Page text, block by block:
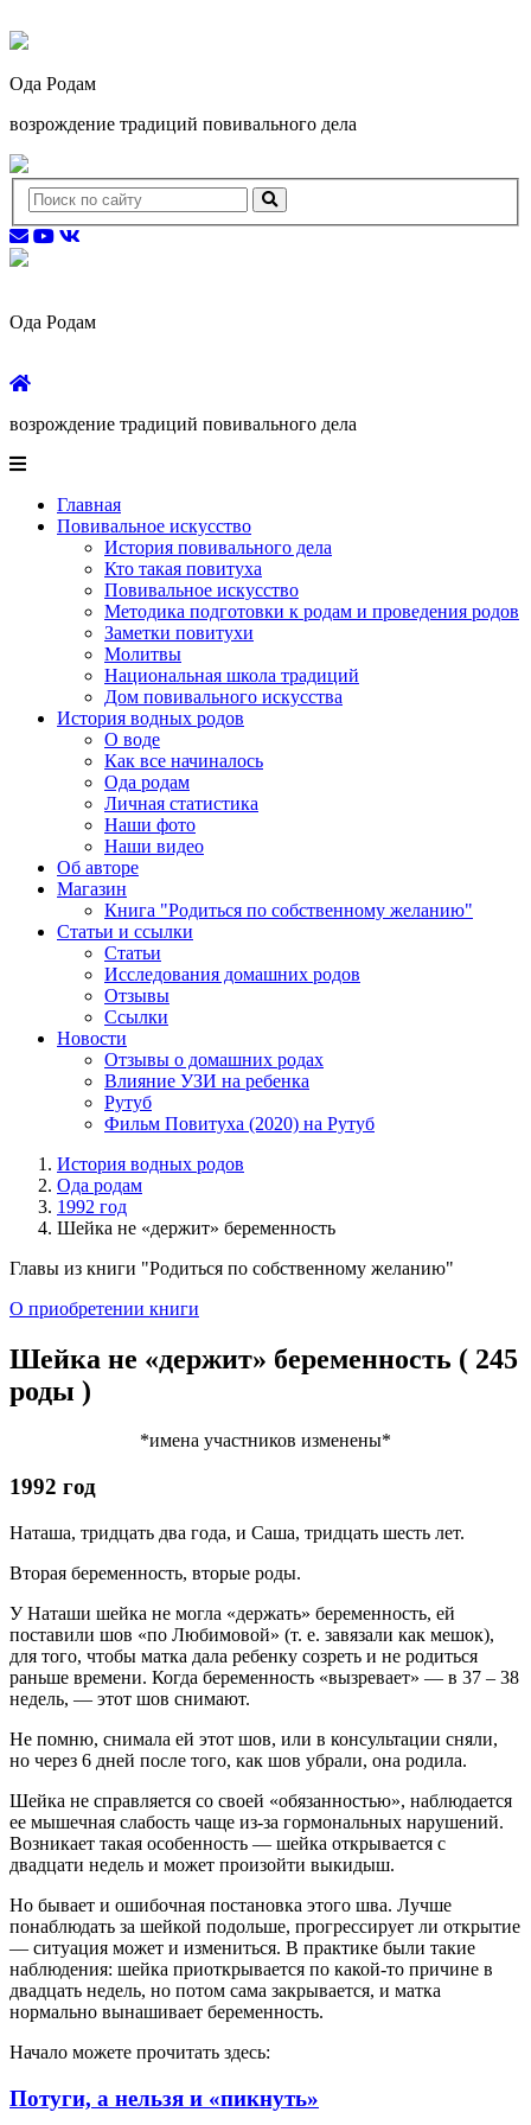
Ода Родам
возрождение традиций повивального дела
Ода Родам
возрождение традиций повивального дела
Главная
Повивальное искусство
История повивального дела
Кто такая повитуха
Повивальное искусство
Методика подготовки к родам и проведения родов
Заметки повитухи
Молитвы
Национальная школа традиций
Дом повивального искусства
История водных родов
О воде
Как все начиналось
Ода родам
Личная статистика
Наши фото
Наши видео
Об авторе
Магазин
Книга "Родиться по собственному желанию"
Статьи и ссылки
Статьи
Исследования домашних родов
Отзывы
Ссылки
Новости
Отзывы о домашних родах
Влияние УЗИ на ребенка
Рутуб
Фильм Повитуха (2020) на Рутуб
История водных родов
Ода родам
1992 год
Шейка не «держит» беременность
Главы из книги "Родиться по собственному желанию"
О приобретении книги
Шейка не «держит» беременность ( 245
роды )
*имена участников изменены*
1992 год
Наташа, тридцать два года, и Саша, тридцать шесть лет.
Вторая беременность, вторые роды.
У Наташи шейка не могла «держать» беременность, ей
поставили шов «по Любимовой» (т. е. завязали как мешок),
для того, чтобы матка дала ребенку созреть и не родиться
раньше времени. Когда беременность «вызревает» — в 37 – 38
недель, — этот шов снимают.
Не помню, снимала ей этот шов, или в консультации сняли,
но через 6 дней после того, как шов убрали, она родила.
Шейка не справляется со своей «обязанностью», наблюдается
ее мышечная слабость чаще из-за гормональных нарушений.
Возникает такая особенность — шейка открывается с
двадцати недель и может произойти выкидыш.
Но бывает и ошибочная постановка этого шва. Лучше
понаблюдать за шейкой подольше, прогрессирует ли открытие
— ситуация может и измениться. В практике были такие
наблюдения: шейка приоткрывается по какой-то причине в
двадцать недель, но потом сама закрывается, и матка
нормально вынашивает беременность.
Начало можете прочитать здесь:
Потуги, а нельзя и «пикнуть»